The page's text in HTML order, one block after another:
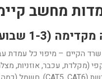
מחשב
הקיים – מיפוי כל עמדת